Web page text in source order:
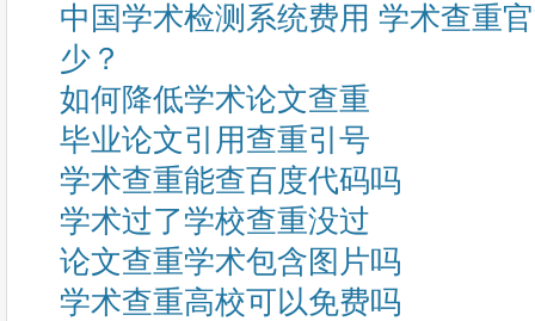
中国学术检测系统费用 学术查重
少？
如何降低学术论文查重
毕业论文引用查重引号
学术查重能查百度代码吗
学术过了学校查重没过
论文查重学术包含图片吗
学术查重高校可以免费吗